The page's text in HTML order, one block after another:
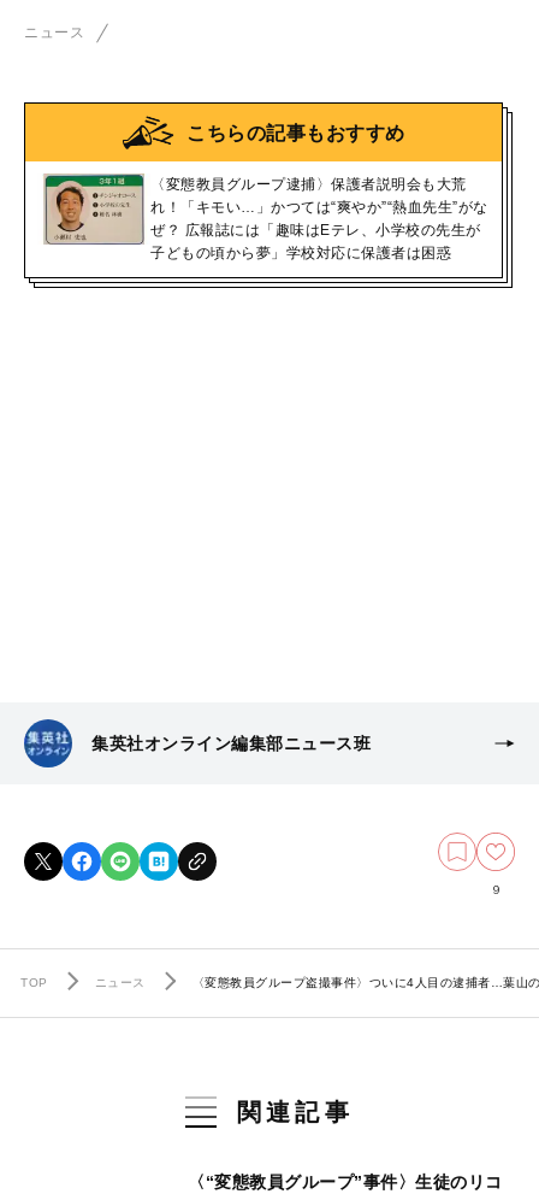
ニュース
こちらの記事もおすすめ
〈変態教員グループ逮捕〉保護者説明会も大荒
れ！「キモい…」かつては“爽やか”“熱血先生”がな
ぜ？ 広報誌には「趣味はEテレ、小学校の先生が
子どもの頃から夢」学校対応に保護者は困惑
集英社オンライン編集部ニュース班
9
TOP ニュース 〈変態教員グループ盗撮事件〉ついに4人目の逮捕者…葉
関連記事
〈“変態教員グループ”事件〉生徒のリコ